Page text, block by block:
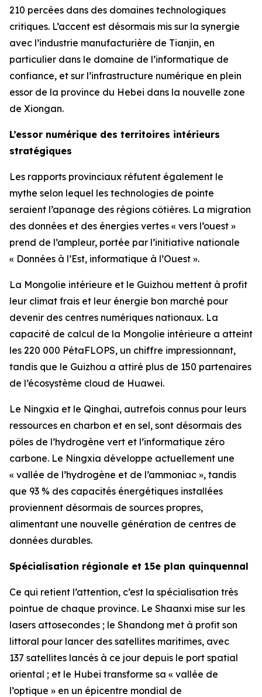
210 percées dans des domaines technologiques
critiques. L’accent est désormais mis sur la synergie
avec l’industrie manufacturière de Tianjin, en
particulier dans le domaine de l’informatique de
confiance, et sur l’infrastructure numérique en plein
essor de la province du Hebei dans la nouvelle zone
de Xiongan.
L’essor numérique des territoires intérieurs
stratégiques
Les rapports provinciaux réfutent également le
mythe selon lequel les technologies de pointe
seraient l’apanage des régions côtières. La migration
des données et des énergies vertes « vers l’ouest »
prend de l’ampleur, portée par l’initiative nationale
« Données à l’Est, informatique à l’Ouest ».
La Mongolie intérieure et le Guizhou mettent à profit
leur climat frais et leur énergie bon marché pour
devenir des centres numériques nationaux. La
capacité de calcul de la Mongolie intérieure a atteint
les 220 000 PétaFLOPS, un chiffre impressionnant,
tandis que le Guizhou a attiré plus de 150 partenaires
de l’écosystème cloud de Huawei.
Le Ningxia et le Qinghai, autrefois connus pour leurs
ressources en charbon et en sel, sont désormais des
pôles de l’hydrogène vert et l’informatique zéro
carbone. Le Ningxia développe actuellement une
« vallée de l’hydrogène et de l’ammoniac », tandis
que 93 % des capacités énergétiques installées
proviennent désormais de sources propres,
alimentant une nouvelle génération de centres de
données durables.
Spécialisation régionale et 15e plan quinquennal
Ce qui retient l’attention, c’est la spécialisation très
pointue de chaque province. Le Shaanxi mise sur les
lasers attosecondes ; le Shandong met à profit son
littoral pour lancer des satellites maritimes, avec
137 satellites lancés à ce jour depuis le port spatial
oriental ; et le Hubei transforme sa « vallée de
l’optique » en un épicentre mondial de